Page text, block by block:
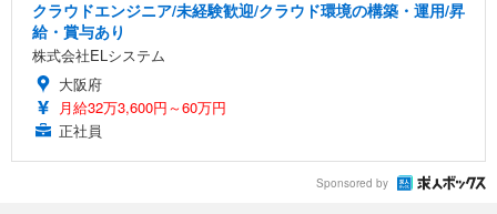
クラウドエンジニア/未経験歓迎/クラウド環境の構築・運用/昇
給・賞与あり
株式会社ELシステム
大阪府
月給32万3,600円～60万円
正社員
Sponsored by